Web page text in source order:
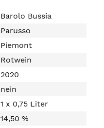
Barolo Bussia
Parusso
Piemont
Rotwein
2020
nein
1 x 0,75 Liter
14,50 %